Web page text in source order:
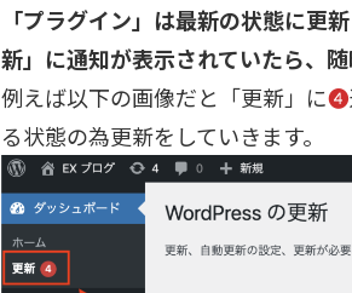
「プラグイン」は最新の状態に更
新」に通知が表示されていたら、
例えば以下の画像だと「更新」に❹
る状態の為更新をしていきます。